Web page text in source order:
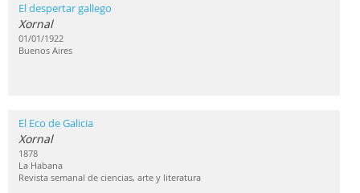
El despertar gallego
Xornal
01/01/1922
Buenos Aires
El Eco de Galicia
Xornal
1878
La Habana
Revista semanal de ciencias, arte y literatura